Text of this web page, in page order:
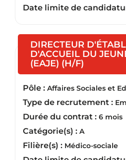
Date limite de
DIRECTEUR
D'ACCUEIL DU
(EAJE) (H/F)
Pôle : Affaires Sociales et
Type de recrutement :
Durée du contrat : 6 mois
Catégorie(s) : A
Filière(s) : Médico-sociale